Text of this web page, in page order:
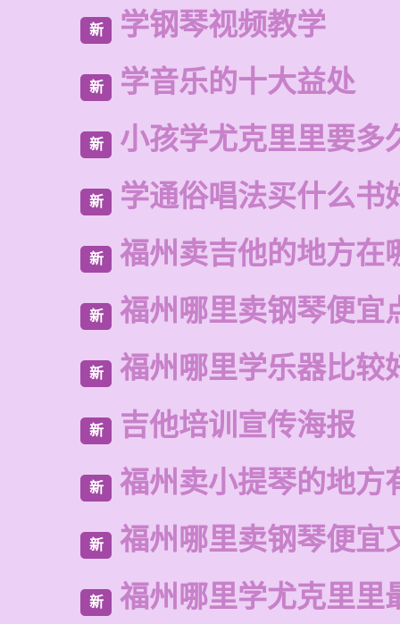
新 学钢琴视频教学
新 学音乐的十大益处
新 小孩学尤克里里要多
新 学通俗唱法买什么书
新 福州卖吉他的地方在
新 福州哪里卖钢琴便宜
新 福州哪里学乐器比较
新 吉他培训宣传海报
新 福州卖小提琴的地方
新 福州哪里卖钢琴便宜
新 福州哪里学尤克里里